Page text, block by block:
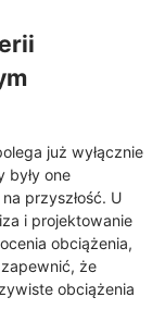
już wyłącznie
były one
przyszłość. U
i projektowanie
obciążenia,
że
obciążenia